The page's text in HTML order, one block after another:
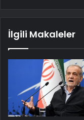
İlgili Makaleler